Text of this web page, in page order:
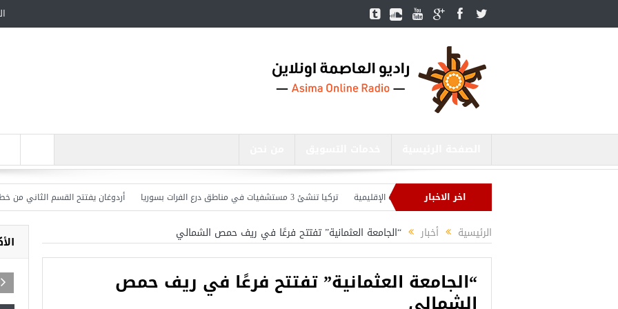
اخر الاخبار
الدفاع التركي يبحث مع نظيره الروسي القضايا الأمنية الإقليمية تركيا تنشئ 3 مستشفيات في مناطق درع الفرات بسوريا
أردوغان يفتتح القسم الثاني من خط مترو
بصدد إنهاء الاستعدادات لشنّ عملية جديدة في سوريا.. وأردوغان يحذّر
الرئيسية أخبار “الجامعة العثمانية” تفتتح فرعًا في ريف حمص الشمالي
“الجامعة العثمانية” تفتتح فرعًا في ريف حمص